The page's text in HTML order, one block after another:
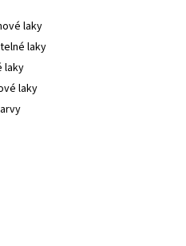
laky
laky
laky
lakyMOŘIDLO VM XX